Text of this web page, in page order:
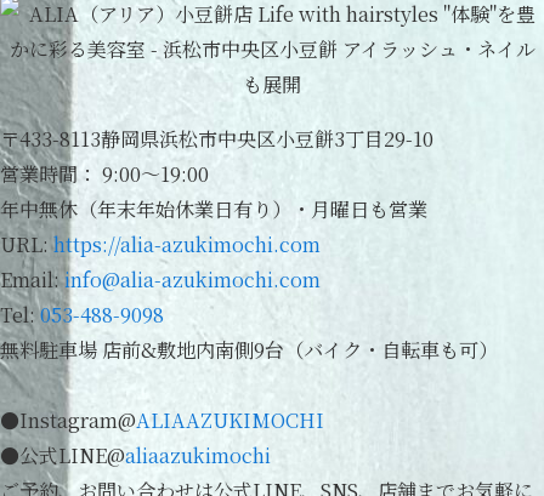
〒433-8113静岡県浜松市中央区小豆餅3丁目29-10
営業時間： 9:00～19:00
年中無休（年末年始休業日有り）・月曜日も営業
URL:https://alia-azukimochi.com
Email:info@alia-azukimochi.com
Tel:053-488-9098
無料駐車場 店前&敷地内南側9台（バイク・自転車も可）
●Instagram@ALIAAZUKIMOCHI
●公式LINE@aliaazukimochi
ご予約、お問い合わせは公式LINE、SNS、店舗までお気軽に